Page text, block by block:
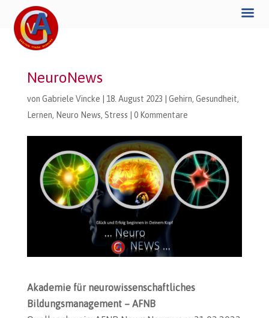
NeuroNews
von Gabriele Vincke 18. August 2023 Gehirn, Gesundheit,
Lernen, Neuro News, Stress 0 Kommentare
Akademie für neurowissenschaftliches
Bildungsmanagement – AFNB